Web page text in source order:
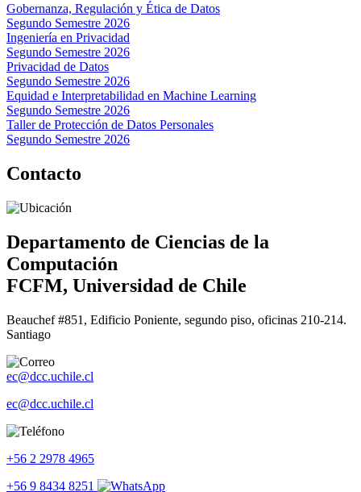
Gobernanza, Regulación y Ética de Datos
Segundo Semestre 2026
Ingeniería en Privacidad
Segundo Semestre 2026
Privacidad de Datos
Segundo Semestre 2026
Equidad e Interpretabilidad en Machine Learning
Segundo Semestre 2026
Taller de Protección de Datos Personales
Segundo Semestre 2026
Contacto
Departamento de Ciencias de la
Computación
FCFM, Universidad de Chile
Beauchef #851, Edificio Poniente, segundo piso, oficinas 210-214.
Santiago
ec@dcc.uchile.cl
ec@dcc.uchile.cl
+56 2 2978 4965
+56 9 8434 8251